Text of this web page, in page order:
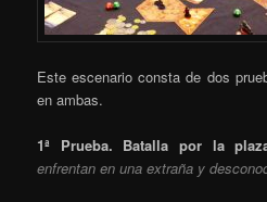
Este escenario consta de dos
en ambas.
1ª Prueba. Batalla por la
enfrentan en una extraña y